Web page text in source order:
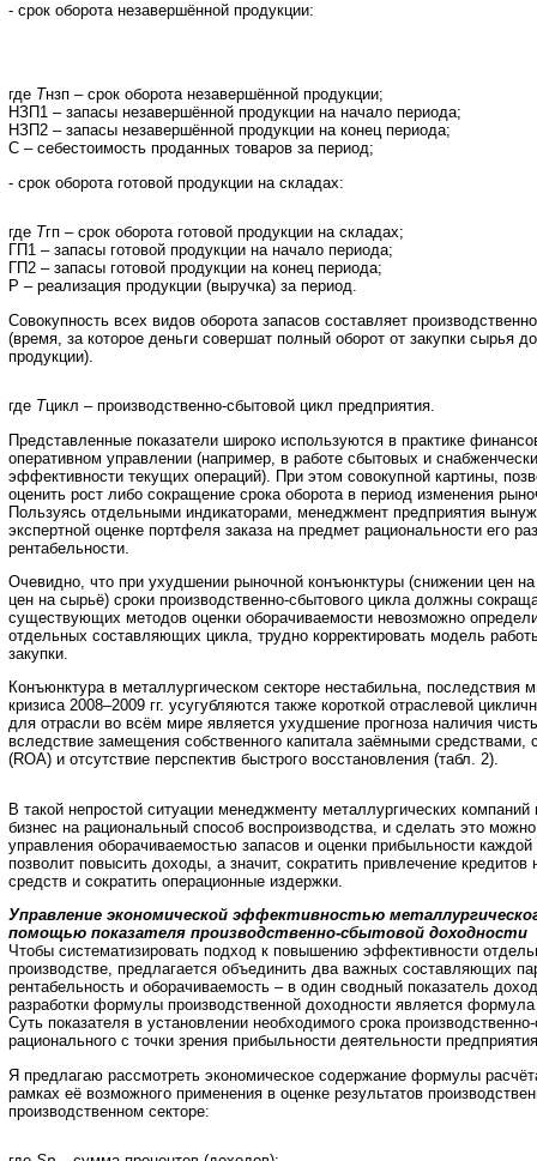
- срок оборота незавершённой продукции:
где Тнзп – срок оборота незавершённой продукции;
НЗП1 – запасы незавершённой продукции на начало периода;
НЗП2 – запасы незавершённой продукции на конец периода;
C – себестоимость проданных товаров за период;
- срок оборота готовой продукции на складах:
где Тгп – срок оборота готовой продукции на складах;
ГП1 – запасы готовой продукции на начало периода;
ГП2 – запасы готовой продукции на конец периода;
Р – реализация продукции (выручка) за период.
Совокупность всех видов оборота запасов составляет
(время, за которое деньги совершат полный оборот от закупки сырья до
продукции).
где Тцикл – производственно-сбытовой цикл предприятия.
Представленные показатели широко используются в практике
оперативном управлении (например, в работе сбытовых и
эффективности текущих операций). При этом совокупной картины,
оценить рост либо сокращение срока оборота в период изменения
Пользуясь отдельными индикаторами, менеджмент предприятия
экспертной оценке портфеля заказа на предмет рациональности его
рентабельности.
Очевидно, что при ухудшении рыночной конъюнктуры (снижении цен
цен на сырьё) сроки производственно-сбытового цикла должны
существующих методов оценки оборачиваемости невозможно
отдельных составляющих цикла, трудно корректировать модель
закупки.
Конъюнктура в металлургическом секторе нестабильна, последствия
кризиса 2008–2009 гг. усугубляются также короткой отраслевой
для отрасли во всём мире является ухудшение прогноза наличия
вследствие замещения собственного капитала заёмными
(ROA) и отсутствие перспектив быстрого восстановления (табл. 2).
В такой непростой ситуации менеджменту металлургических компаний
бизнес на рациональный способ воспроизводства, и сделать это
управления оборачиваемостью запасов и оценки прибыльности каждой
позволит повысить доходы, а значит, сократить привлечение кредитов
средств и сократить операционные издержки.
Управление экономической эффективностью
помощью показателя производственно-сбытовой доходности
Чтобы систематизировать подход к повышению эффективности
производстве, предлагается объединить два важных составляющих
рентабельность и оборачиваемость – в один сводный показатель
разработки формулы производственной доходности является
Суть показателя в установлении необходимого срока
рационального с точки зрения прибыльности деятельности
Я предлагаю рассмотреть экономическое содержание формулы
рамках её возможного применения в оценке результатов
производственном секторе: